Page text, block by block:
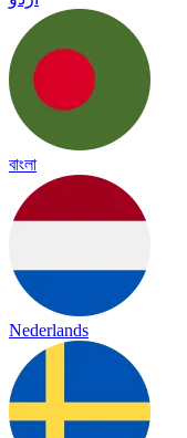
বাংলা
Nederlands